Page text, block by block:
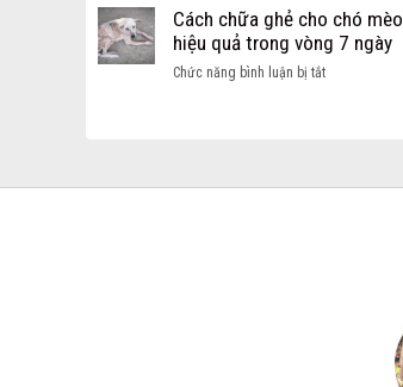
người
mua
nhất
giống
chó
có
Mẫu
bát
thức
Cách chữa ghẻ cho chó mèo
hiệu quả trong vòng 7 ngày
Chức năng bình luận bị tắtở
chó